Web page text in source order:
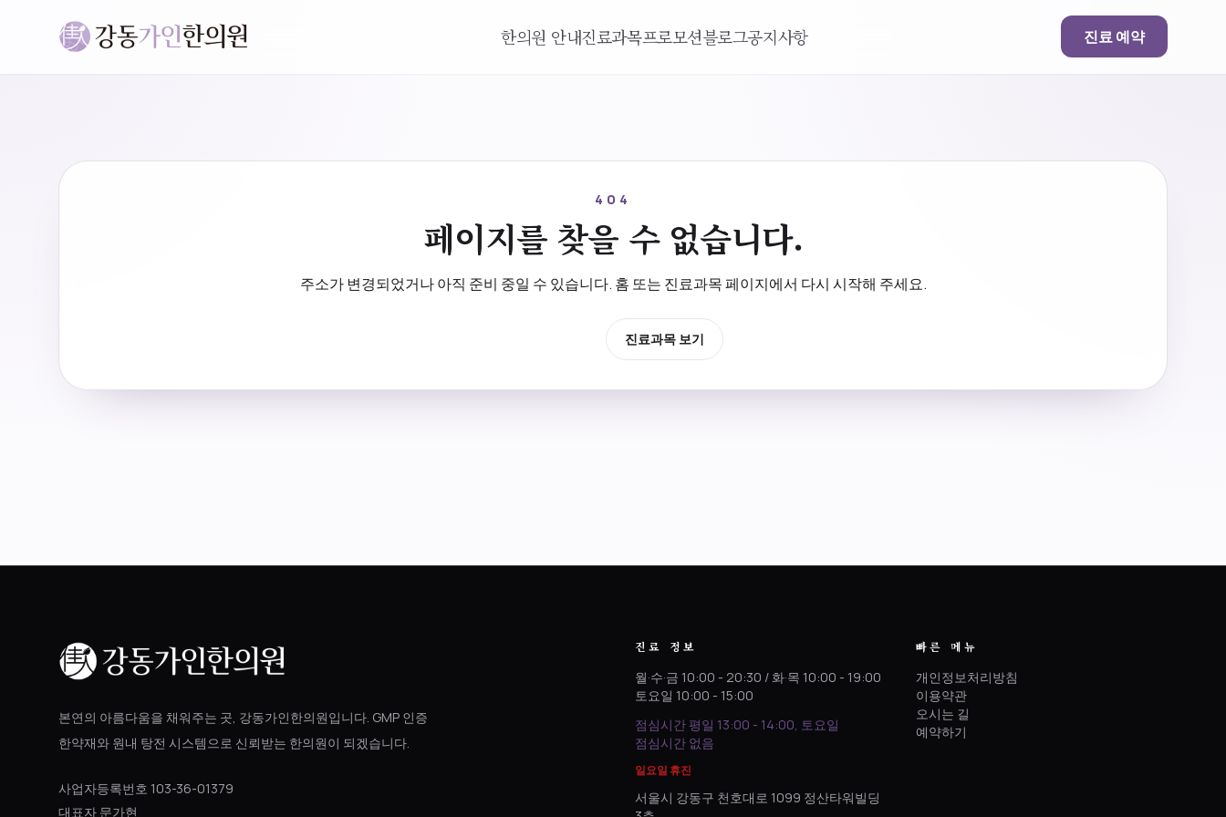
한의원 안내진료과목프로모션블로그공지사항 진료 예약
404
페이지를 찾을 수 없습니다.
주소가 변경되었거나 아직 준비 중일 수 있습니다. 홈 또는 진료과목 페이지에서 다시 시작해 주세요.
진료과목 보기
본연의 아름다움을 채워주는 곳, 강동가인한의원입니다. GMP 인증
한약재와 원내 탕전 시스템으로 신뢰받는 한의원이 되겠습니다.
사업자등록번호 103-36-01379
대표자 문가현
진료 정보
월·수·금 10:00 - 20:30 / 화·목 10:00 - 19:00
토요일 10:00 - 15:00
점심시간 평일 13:00 - 14:00, 토요일
점심시간 없음
일요일 휴진
서울시 강동구 천호대로 1099 정산타워빌딩
빠른 메뉴
개인정보처리방침
이용약관
오시는 길
예약하기